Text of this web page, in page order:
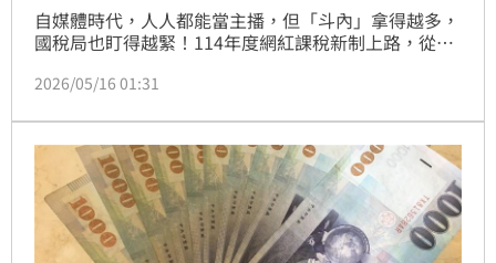
自媒體時代，人人都能當主播，但「斗內」拿得越多，
國稅局也盯得越緊！114年度網紅課稅新制上路，從小
不同，專題報導帶您來拆解網紅們必看的「節稅關鍵密
2026/05/16 01:31